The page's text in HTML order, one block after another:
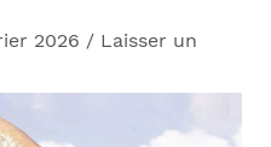
2026 / Laisser un